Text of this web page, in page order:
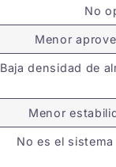
No
Menor
Baja densidad de
Menor
No es el